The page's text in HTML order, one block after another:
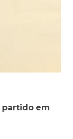
partido em